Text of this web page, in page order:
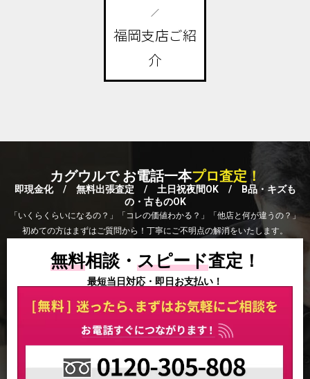
／
福岡支店ご紹
介
カグウルで お電話一本プロ査定！
即現金化 / 無料出張査定 / 土日祝夜間OK / B品・キズも
の・古ものOK
「いくらくらいになるの？」「コレの価値わかる？」「他店と何が違うの？」
初めての方はまずはご質問から！丁寧にご不明点の解消をいたします。
無料相談・ スピード査定！
最短当日対応・即日お支払い！